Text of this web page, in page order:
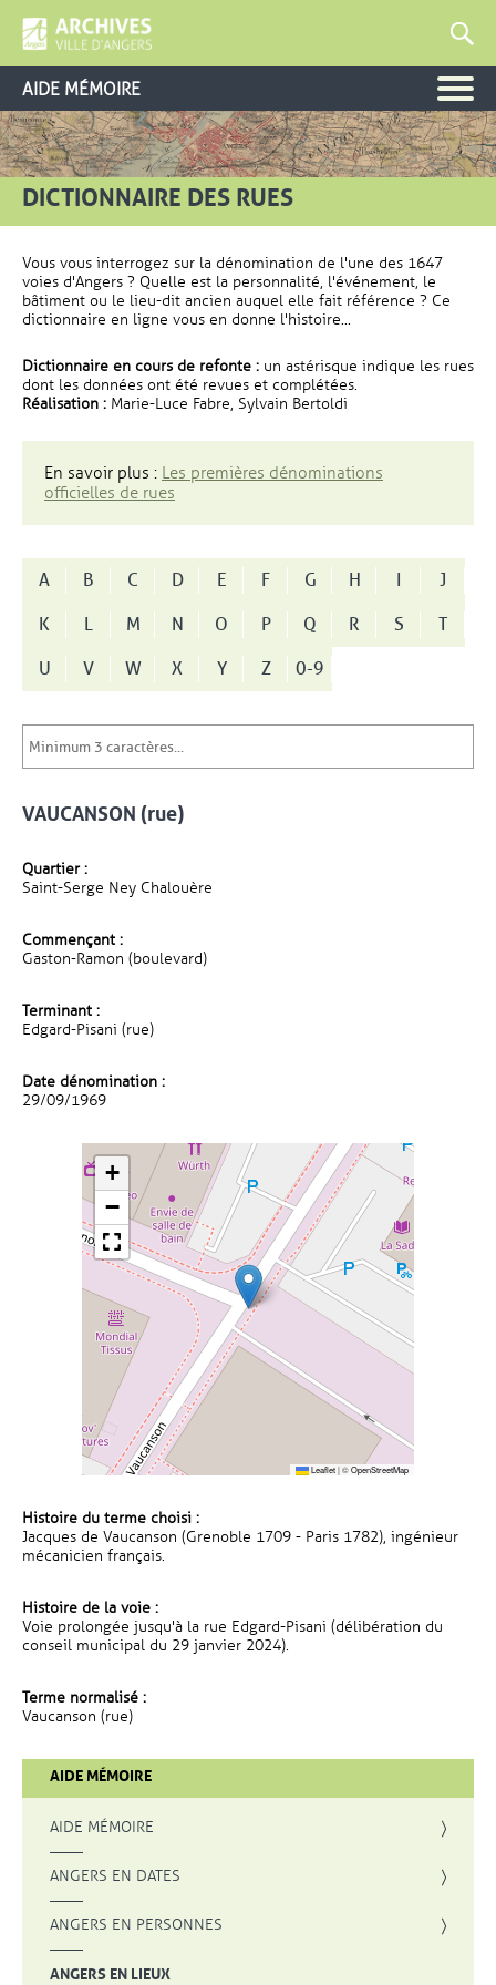
AIDE MÉMOIRE
DICTIONNAIRE DES RUES
Vous vous interrogez sur la dénomination de l'une des 1647
voies d'Angers ? Quelle est la personnalité, l'événement, le
bâtiment ou le lieu-dit ancien auquel elle fait référence ? Ce
dictionnaire en ligne vous en donne l'histoire...
Dictionnaire en cours de refonte : un astérisque indique les rues
dont les données ont été revues et complétées.
Réalisation : Marie-Luce Fabre, Sylvain Bertoldi
En savoir plus : Les premières dénominations
officielles de rues
A B C D E F G H I
J
K
L M N O P Q R S
T
U
V W X Y Z 0-9
VAUCANSON (rue)
Quartier :
Saint-Serge Ney Chalouère
Commençant :
Gaston-Ramon (boulevard)
Terminant :
Edgard-Pisani (rue)
Date dénomination :
29/09/1969
+
−
Leaflet|©OpenStreetMap
Histoire du terme choisi :
Jacques de Vaucanson (Grenoble 1709 - Paris 1782), ingénieur
mécanicien français.
Histoire de la voie :
Voie prolongée jusqu'à la rue Edgard-Pisani (délibération du
conseil municipal du 29 janvier 2024).
Terme normalisé :
Vaucanson (rue)
AIDE MÉMOIRE
AIDE MÉMOIRE
ANGERS EN DATES
ANGERS EN PERSONNES
ANGERS EN LIEUX